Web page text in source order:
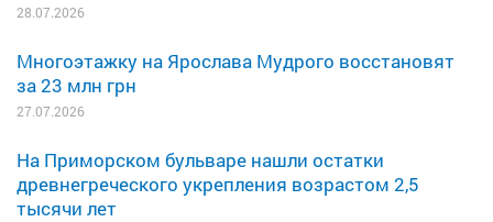
28.07.2026
Многоэтажку на Ярослава Мудрого восстановят
за 23 млн грн
27.07.2026
На Приморском бульваре нашли остатки
древнегреческого укрепления возрастом 2,5
тысячи лет